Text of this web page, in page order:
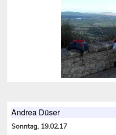
Andrea Düser
Sonntag, 19.02.17